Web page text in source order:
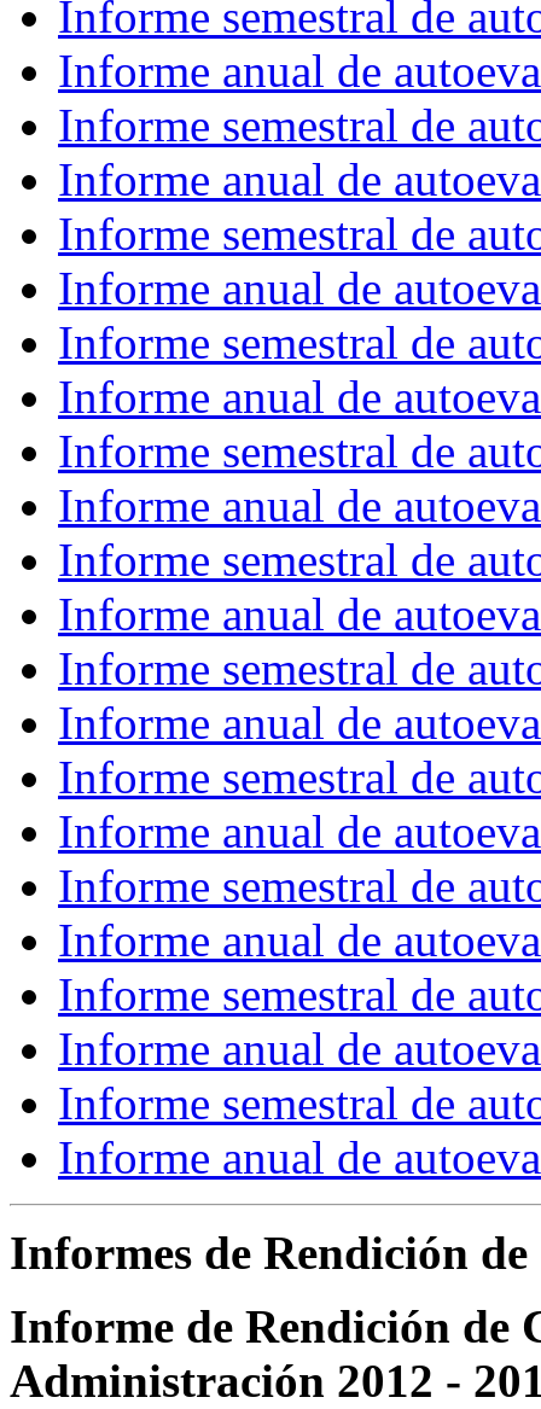
Informe semestral de
Informe anual de
Informe semestral de
Informe anual de
Informe semestral de
Informe anual de
Informe semestral de
Informe anual de
Informe semestral de
Informe anual de
Informe semestral de
Informe anual de
Informe semestral de
Informe anual de
Informe semestral de
Informe anual de
Informe semestral de
Informe anual de
Informe semestral de
Informe anual de
Informe semestral de
Informe anual de
Informes de Rendición
Informe de Rendición de
Administración 2012 -